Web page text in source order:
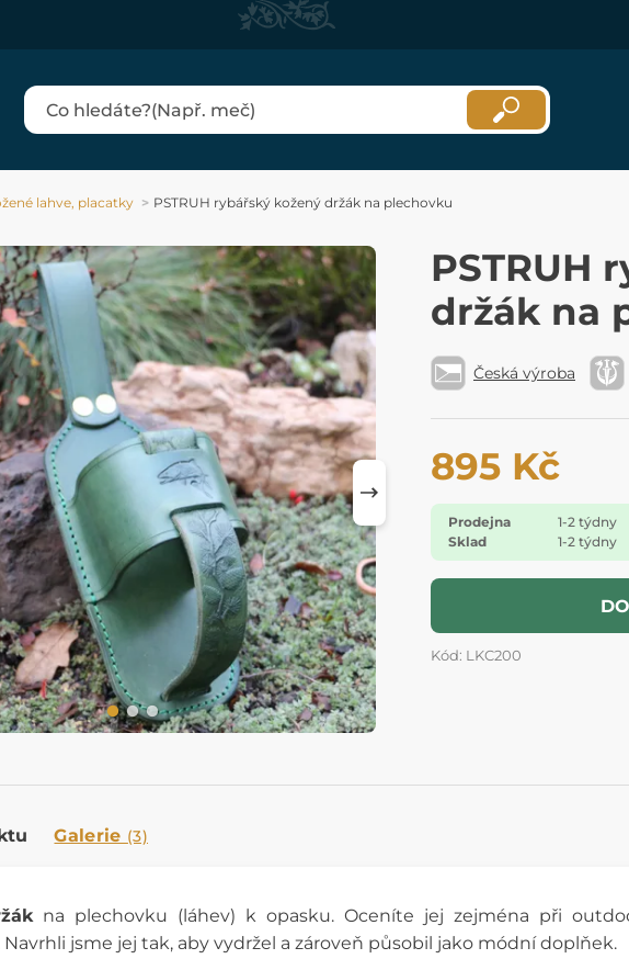
lahve, placatky PSTRUH rybářský kožený držák na plechovku
PSTRUH
držák na
Česká výroba
895 Kč
Prodejna
1-2 týdny
Sklad
1-2 týdny
Kód: LKC200
Galerie (3)
na plechovku (láhev) k opasku. Oceníte jej zejména při
jsme jej tak, aby vydržel a zároveň působil jako módní doplňek.